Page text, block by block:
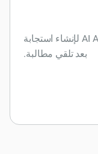
مقدار الوقت الذي يستغرقه AI Assistant لإنشاء استجابة
بعد تلقي مطالبة.